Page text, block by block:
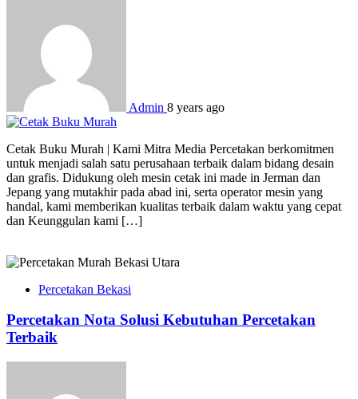
Admin 8 years ago
Cetak Buku Murah | Kami Mitra Media Percetakan berkomitmen
untuk menjadi salah satu perusahaan terbaik dalam bidang desain
dan grafis. Didukung oleh mesin cetak ini made in Jerman dan
Jepang yang mutakhir pada abad ini, serta operator mesin yang
handal, kami memberikan kualitas terbaik dalam waktu yang cepat
dan Keunggulan kami […]
Percetakan Bekasi
Percetakan Nota Solusi Kebutuhan Percetakan
Terbaik